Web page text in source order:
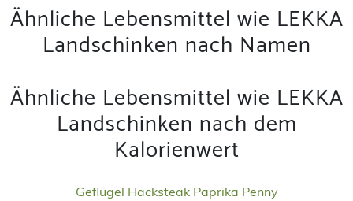
Ähnliche Lebensmittel wie LEKKA
Landschinken nach Namen
Ähnliche Lebensmittel wie LEKKA
Landschinken nach dem
Kalorienwert
Geflügel Hacksteak Paprika Penny